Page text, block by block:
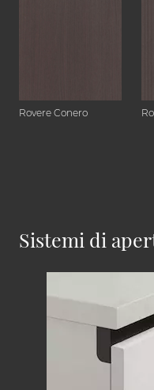
Rovere Conero
Sistemi di